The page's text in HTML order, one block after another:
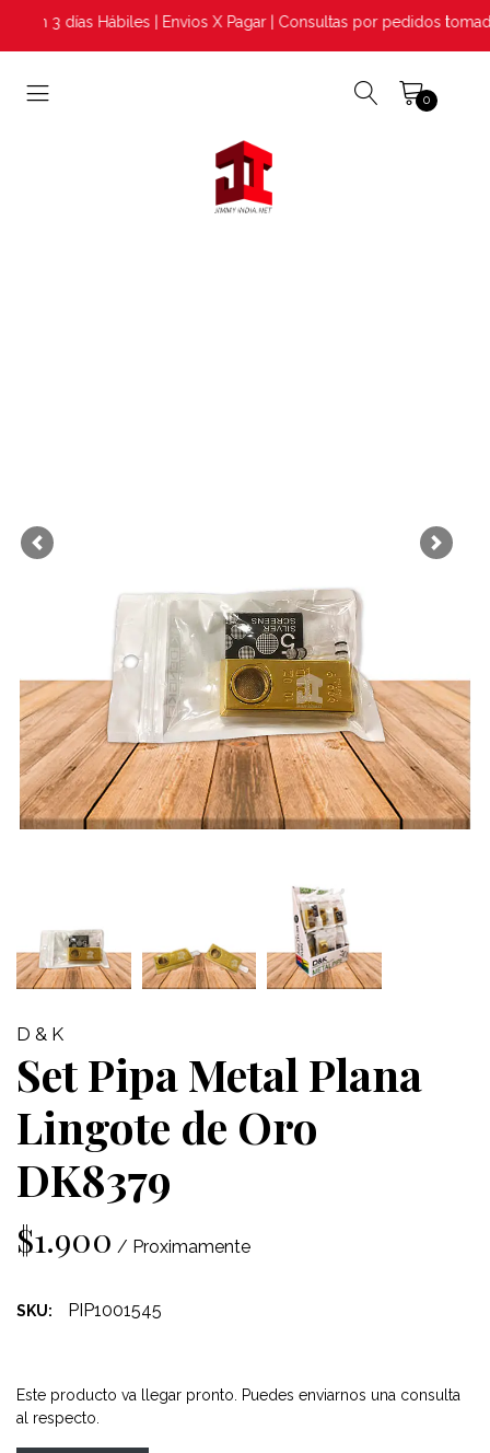
3 días Hábiles | Envios X Pagar | Consultas por pedidos tomado
0
Previous Next
D & K
Set Pipa Metal Plana
Lingote de Oro
DK8379
$1.900 / Proximamente
SKU: PIP1001545
Este producto va llegar pronto. Puedes enviarnos una consulta
al respecto.